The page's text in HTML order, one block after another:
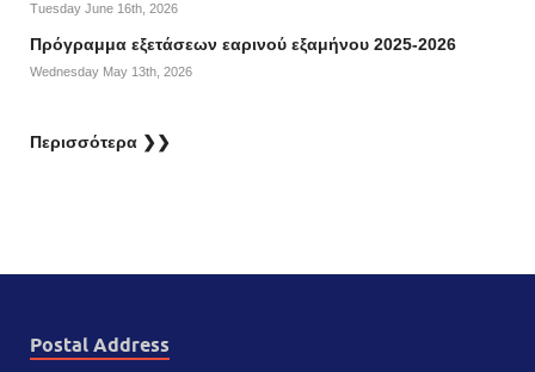
Tuesday June 16th, 2026
Πρόγραμμα εξετάσεων εαρινού εξαμήνου 2025-2026
Wednesday May 13th, 2026
Περισσότερα ❯❯
Postal Address